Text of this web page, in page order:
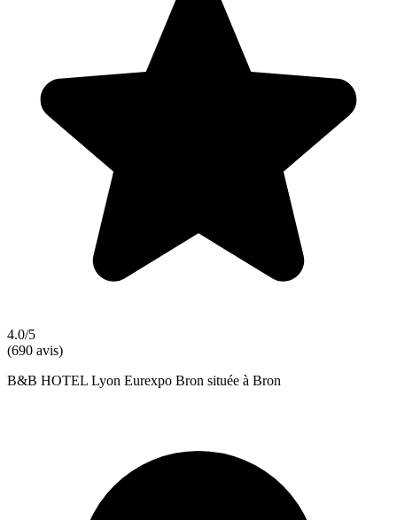
4.0/5
(690 avis)
B&B HOTEL Lyon Eurexpo Bron située à Bron